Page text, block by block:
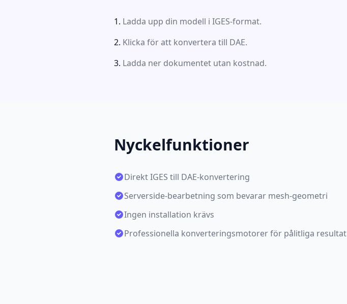
Ladda upp din modell i IGES-format.
Klicka för att konvertera till DAE.
Ladda ner dokumentet utan kostnad.
Nyckelfunktioner
Direkt IGES till DAE-konvertering
Serverside-bearbetning som bevarar mesh-geometri
Ingen installation krävs
Professionella konverteringsmotorer för pålitliga resultat